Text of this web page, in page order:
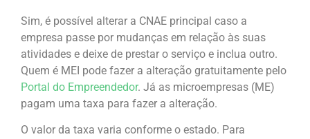
Sim, é possível alterar a CNAE principal caso a
empresa passe por mudanças em relação às suas
atividades e deixe de prestar o serviço e inclua outro.
Quem é MEI pode fazer a alteração gratuitamente pelo
Portal do Empreendedor. Já as microempresas (ME)
pagam uma taxa para fazer a alteração.
O valor da taxa varia conforme o estado. Para